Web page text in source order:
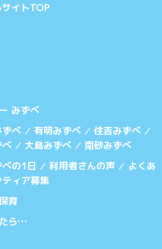
イトTOP
みずべ
ずべ ／ 有明みずべ ／ 住吉みずべ ／
べ ／ 大島みずべ ／ 南砂みずべ
べの1日 ／ 利用者さんの声 ／ よくあ
ィア募集
育
ら…